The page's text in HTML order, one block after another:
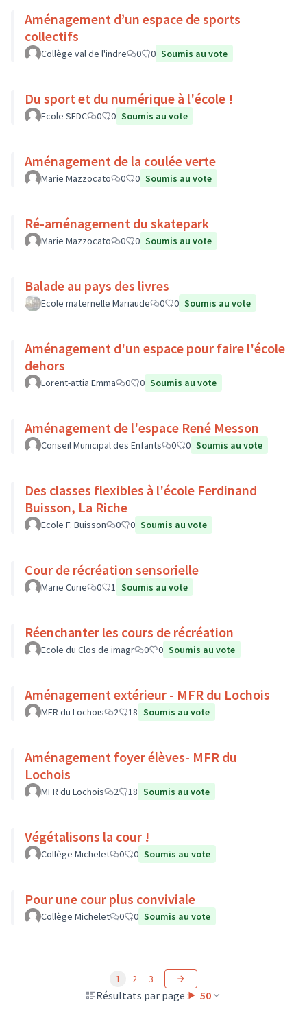
Aménagement d’un espace de sports
collectifs
Collège val de l'indre 0 0 Soumis au vote
Du sport et du numérique à l'école !
Ecole SEDC 0 0 Soumis au vote
Aménagement de la coulée verte
Marie Mazzocato 0 0 Soumis au vote
Ré-aménagement du skatepark
Marie Mazzocato 0 0 Soumis au vote
Balade au pays des livres
Ecole maternelle Mariaude 0 0 Soumis au vote
Aménagement d'un espace pour faire l'école
dehors
Lorent-attia Emma 0 0 Soumis au vote
Aménagement de l'espace René Messon
Conseil Municipal des Enfants 0 0 Soumis au vote
Des classes flexibles à l'école Ferdinand
Buisson, La Riche
Ecole F. Buisson 0 0 Soumis au vote
Cour de récréation sensorielle
Marie Curie 0 1 Soumis au vote
Réenchanter les cours de récréation
Ecole du Clos de imagr 0 0 Soumis au vote
Aménagement extérieur - MFR du Lochois
MFR du Lochois 2 18 Soumis au vote
Aménagement foyer élèves- MFR du
Lochois
MFR du Lochois 2 18 Soumis au vote
Végétalisons la cour !
Collège Michelet 0 0 Soumis au vote
Pour une cour plus conviviale
Collège Michelet 0 0 Soumis au vote
Résultats par page : 50
1 2 3